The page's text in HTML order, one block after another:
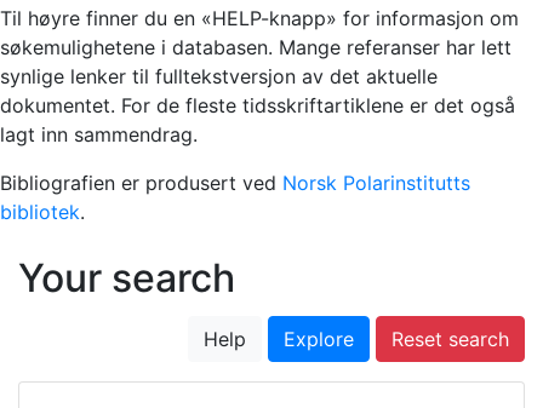
Til høyre finner du en «HELP-knapp» for informasjon om
søkemulighetene i databasen. Mange referanser har lett
synlige lenker til fulltekstversjon av det aktuelle
dokumentet. For de fleste tidsskriftartiklene er det også
lagt inn sammendrag.
Bibliografien er produsert ved Norsk Polarinstitutts
bibliotek.
Your search
Help Explore Reset search